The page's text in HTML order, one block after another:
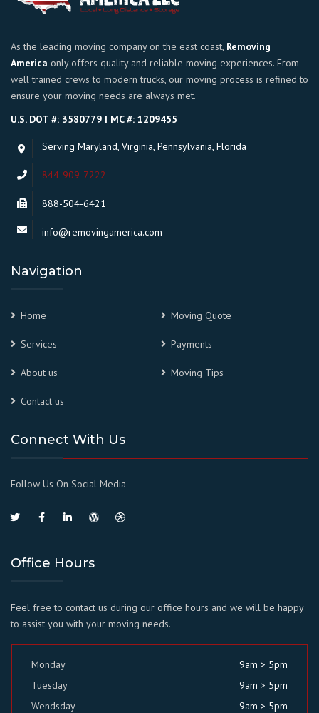
As the leading moving company on the east coast, Removing
America only offers quality and reliable moving experiences. From
well trained crews to modern trucks, our moving process is refined to
ensure your moving needs are always met.
U.S. DOT #: 3580779 | MC #: 1209455
Serving Maryland, Virginia, Pennsylvania, Florida
844-909-7222
888-504-6421
info@removingamerica.com
Navigation
Home Moving Quote
Services Payments
About us Moving Tips
Contact us
Connect With Us
Follow Us On Social Media
Office Hours
Feel free to contact us during our office hours and we will be happy
to assist you with your moving needs.
Monday
9am > 5pm
Tuesday
9am > 5pm
Wendsday
9am > 5pm